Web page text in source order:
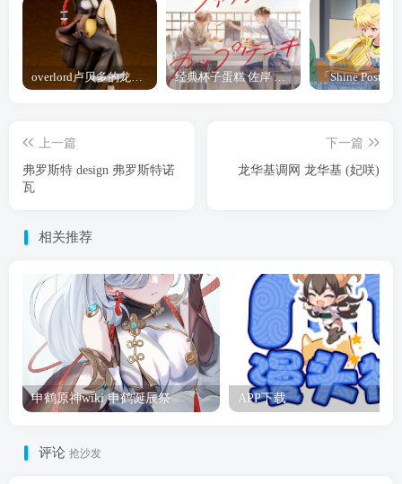
overlord卢贝多的龙王谁厉害 「Overlord」露普斯蕾琪娜·贝塔手办开订 经典杯子蛋糕 佐岸 漫画「经典杯子蛋糕」宣布真人日剧化
上一篇
弗罗斯特 design 弗罗斯特诺
瓦
下一篇
龙华基调网 龙华基 (妃咲)
相关推荐
申鹤原神wiki 申鹤诞辰祭 APP下载
评论 抢沙发